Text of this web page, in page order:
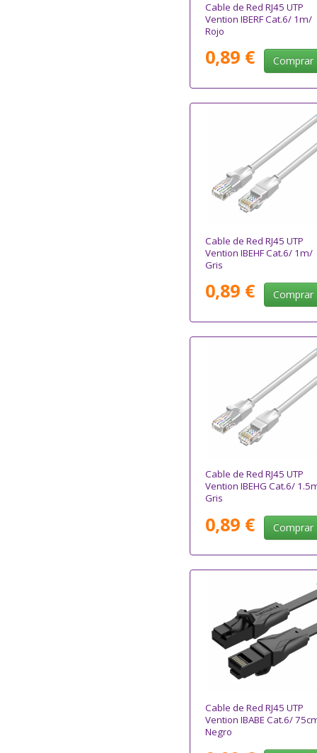
Cable de Red RJ45 UTP
Vention IBERF Cat.6/ 1m/
Rojo
0,89 € Comprar
Cable de Red RJ45 UTP
Vention IBEHF Cat.6/ 1m/
Gris
0,89 € Comprar
Cable de Red RJ45 UTP
Vention IBEHG Cat.6/
Gris
0,89 € Comprar
Cable de Red RJ45 UTP
Vention IBABE Cat.6/
Negro